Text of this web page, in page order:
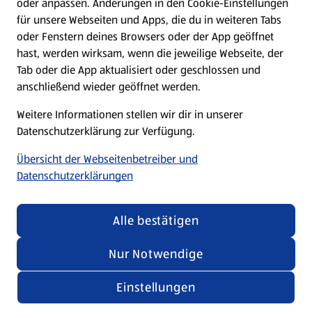
Eigenmarken
ALDI Services
Newsletter
WhatsApp
Über ALDI SÜD
Filialen
E-Ladestationen
für unsere Webseiten und Apps, die du in weiteren Tabs
oder Fenstern deines Browsers oder der App geöffnet
hast, werden wirksam, wenn die jeweilige Webseite, der
Tab oder die App aktualisiert oder geschlossen und
anschließend wieder geöffnet werden.
Weitere Informationen stellen wir dir in unserer
Datenschutzerklärung zur Verfügung.
Übersicht der Webseitenbetreiber und
Datenschutzerklärungen
Einstellungen
Nur Notwendige
Alle bestätigen